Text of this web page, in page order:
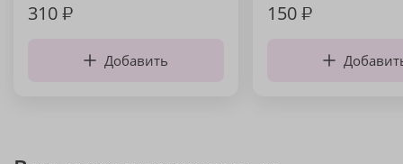
310₽
Добавить
150₽